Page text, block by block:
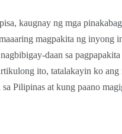
kaugnay ng mga
magpakita ng inyong
daan sa pagpapakita
ito, tatalakayin ko ang
Pilipinas at kung paano